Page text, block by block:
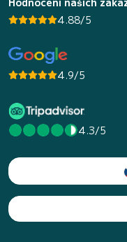
4.88/5
4.9/5
4.3/5